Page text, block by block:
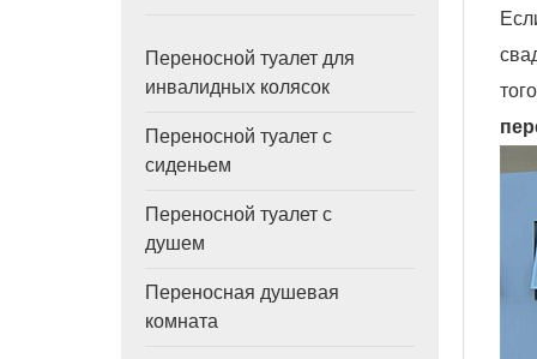
Переносной туалет для
инвалидных колясок
Переносной туалет с
сиденьем
Переносной туалет с
душем
Переносная душевая
комната